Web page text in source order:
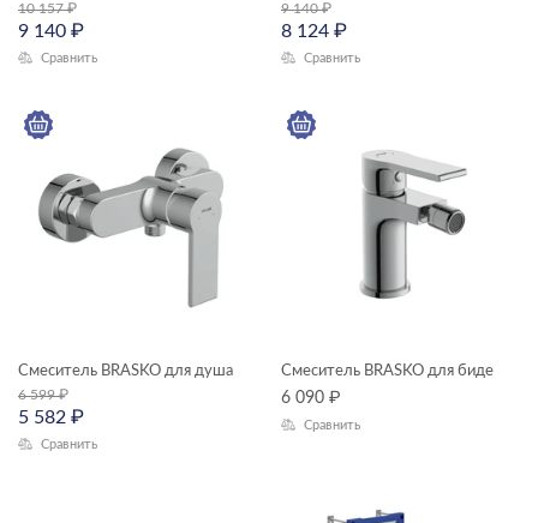
10 157₽
9 140 ₽
Сравнить
9 140₽
8 124 ₽
Сравнить
Смеситель BRASKO для душа
6 599₽
5 582 ₽
Сравнить
Смеситель BRASKO для биде
6 090 ₽
Сравнить